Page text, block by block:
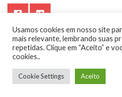
Sub.art.br - Segurando o
Usamos cookies em nosso site
mais relevante, lembrando suas
repetidas. Clique em “Aceito” e
cookies..
Cookie Settings Aceito